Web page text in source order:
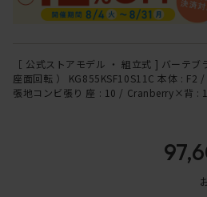
［ 公式ストアモデル ・ 組立式 ] バーテ
座面回転 ） KG855KSF10S11C 本体 : F2
張地コンビ張り 座 : 10 / Cranberry×背 :